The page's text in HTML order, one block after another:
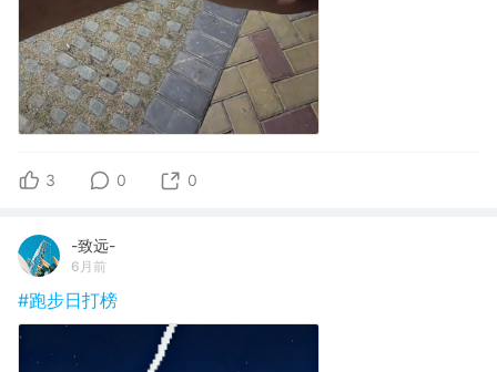
3 0 0
-致远-
6月前
#跑步日打榜